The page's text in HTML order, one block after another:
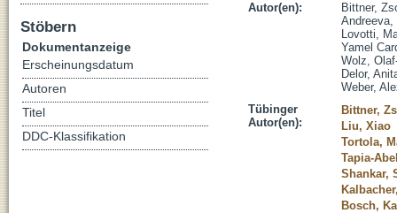
Autor(en):
Bittner,
Andreeva,
Lovotti,
Yamel
Wolz,
Delor,
Weber,
Tübinger
Autor(en):
Bittner,
Liu, Xiao
Tortola,
Tapia-
Shankar,
Bosch,
Stöbern
Dokumentanzeige
Erscheinungsdatum
Autoren
Titel
DDC-Klassifikation